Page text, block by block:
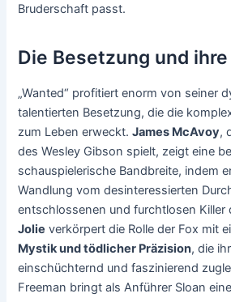
Bruderschaft passt.
Die Besetzung und
„Wanted“ profitiert enorm von seiner
talentierten Besetzung, die die
zum Leben erweckt.James McAvoy,
des Wesley Gibson spielt, zeigt eine
schauspielerische Bandbreite, indem
Wandlung vom desinteressierten
entschlossenen und furchtlosen
Jolie verkörpert die Rolle der Fox mit
Mystik und tödlicher Präzision, die
einschüchternd und faszinierend
Freeman bringt als Anführer Sloan